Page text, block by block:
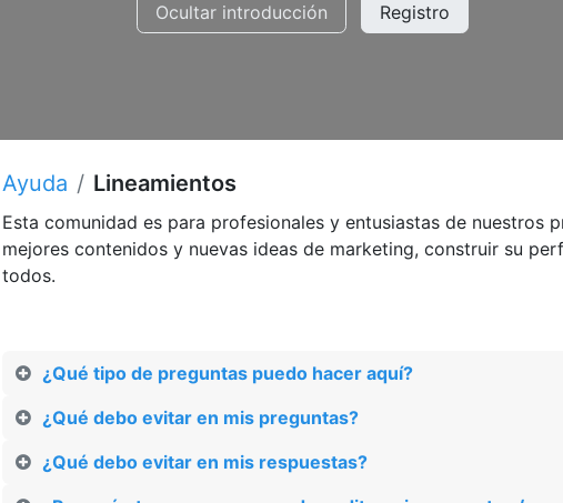
Ocultar introducción Registro
Ayuda Lineamientos
Esta comunidad es para profesionales y entusiastas de nuestros
mejores contenidos y nuevas ideas de marketing, construir su
todos.
¿Qué tipo de preguntas puedo hacer aquí?
¿Qué debo evitar en mis preguntas?
¿Qué debo evitar en mis respuestas?